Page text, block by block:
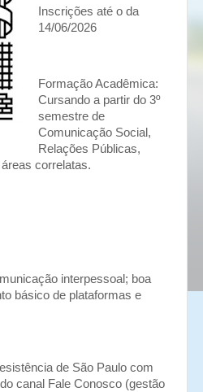
Inscrições até o da
14/06/2026
Formação Acadêmica:
Cursando a partir do 3º
semestre de
Comunicação Social,
Relações Públicas,
correlatas.
interpessoal; boa
básico de plataformas e
de São Paulo com
canal Fale Conosco (gestão